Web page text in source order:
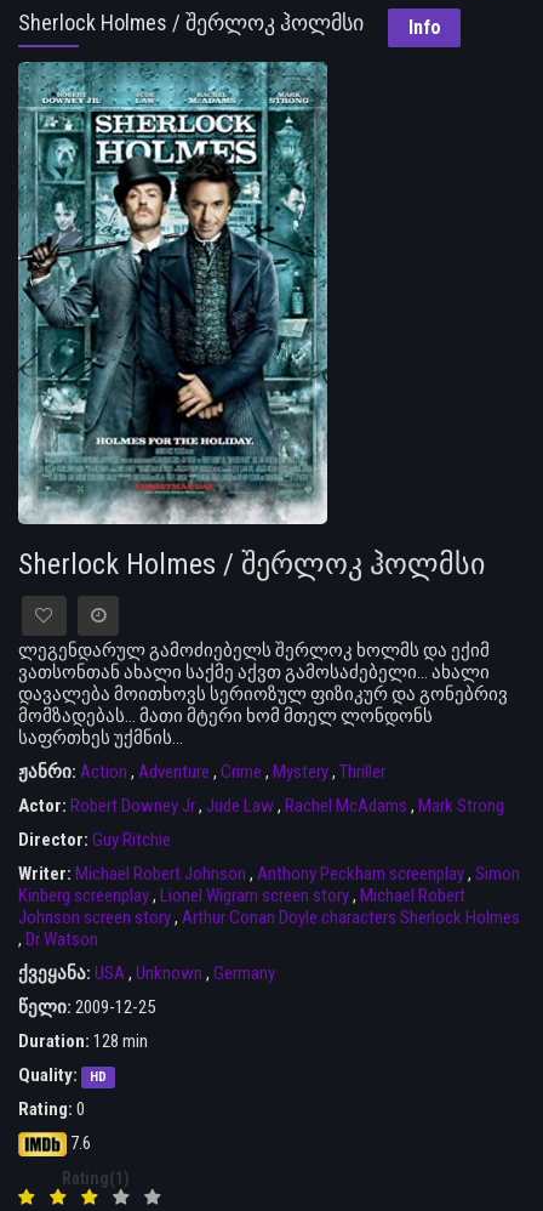
Sherlock Holmes / შერლოკ ჰოლმსი Info
Sherlock Holmes / შერლოკ ჰოლმსი
ლეგენდარულ გამოძიებელს შერლოკ ხოლმს და ექიმ
ვათსონთან ახალი საქმე აქვთ გამოსაძებელი… ახალი
დავალება მოითხოვს სერიოზულ ფიზიკურ და გონებრივ
მომზადებას… მათი მტერი ხომ მთელ ლონდონს
საფრთხეს უქმნის…
ჟანრი: Action , Adventure , Crime , Mystery, Thriller
Actor: Robert Downey Jr, Jude Law , Rachel McAdams , Mark Strong
Director: Guy Ritchie
Writer: Michael Robert Johnson , Anthony Peckham screenplay, Simon
Kinberg screenplay, Lionel Wigram screen story, Michael Robert
Johnson screen story, Arthur Conan Doyle characters Sherlock Holmes
, Dr Watson
ქვეყანა: USA, Unknown , Germany
წელი: 2009-12-25
Duration: 128 min
Quality:
HD
Rating: 0
7.6
Rating(1)